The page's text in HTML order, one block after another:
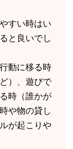
すい時はい
と良いでし
動に移る時
）、遊びで
時（誰かが
や物の貸し
が起こりや